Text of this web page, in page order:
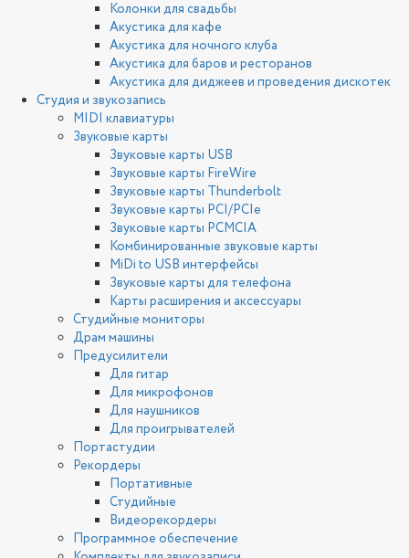
Колонки для свадьбы
Акустика для кафе
Акустика для ночного клуба
Акустика для баров и ресторанов
Акустика для диджеев и проведения дискотек
Студия и звукозапись
MIDI клавиатуры
Звуковые карты
Звуковые карты USB
Звуковые карты FireWire
Звуковые карты Thunderbolt
Звуковые карты PCI/PCIe
Звуковые карты PCMCIA
Комбинированные звуковые карты
MiDi to USB интерфейсы
Звуковые карты для телефона
Карты расширения и аксессуары
Студийные мониторы
Драм машины
Предусилители
Для гитар
Для микрофонов
Для наушников
Для проигрывателей
Портастудии
Рекордеры
Портативные
Студийные
Видеорекордеры
Программное обеспечение